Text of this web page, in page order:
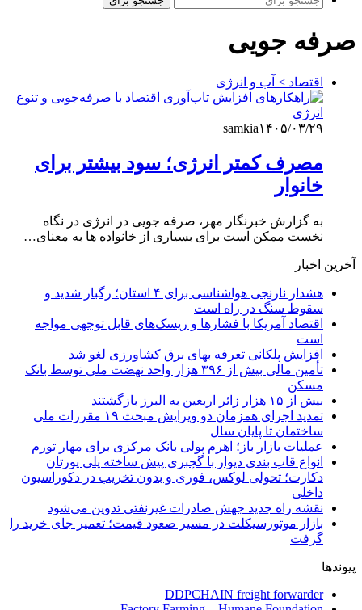
صرفه جویی
اقتصاد > آب و انرژی
samkia۱۴۰۵/۰۳/۲۹
مصرف کمتر انرژی؛ سود بیشتر برای
خانوار
به گزارش خبرنگار مهر، صرفه جویی در انرژی در نگاه
نخست ممکن است برای بسیاری از خانواده ها به معنای…
آخرین اخبار
هشدار نارنجی هواشناسی برای ۴ استان؛ رگبار شدید و
سقوط سنگ در راه است
اقتصاد آمریکا با فشارها و ریسک‌های قابل توجهی مواجه
است
افزایش پلکانی تعرفه بهای برق کشاورزی لغو شد
تأمین مالی بیش از ۳۹۶ هزار واحد نهضت ملی توسط بانک
مسکن
بیش از ۱۵ هزار زائر اربعین به البرز بازگشتند
تمدید اجرای همزمان دو ویرایش مبحث ۱۹ مقررات ملی
ساختمان تا پایان سال
عملیات بازار باز؛ اهرم پولی بانک مرکزی برای مهار تورم
انواع قاب بندی دیوار با گچبری پیش ساخته پلی یورتان
دکارت؛ تحولی لوکس، فوری و بدون تخریب در دکوراسیون
داخلی
نقشه راه جدید جهش صادرات غیرنفتی تدوین می‌شود
بازار موتورسیکلت در مسیر صعود قیمت؛ تعمیر جای خرید را
گرفت
پیوندها
DDPCHAIN freight forwarder